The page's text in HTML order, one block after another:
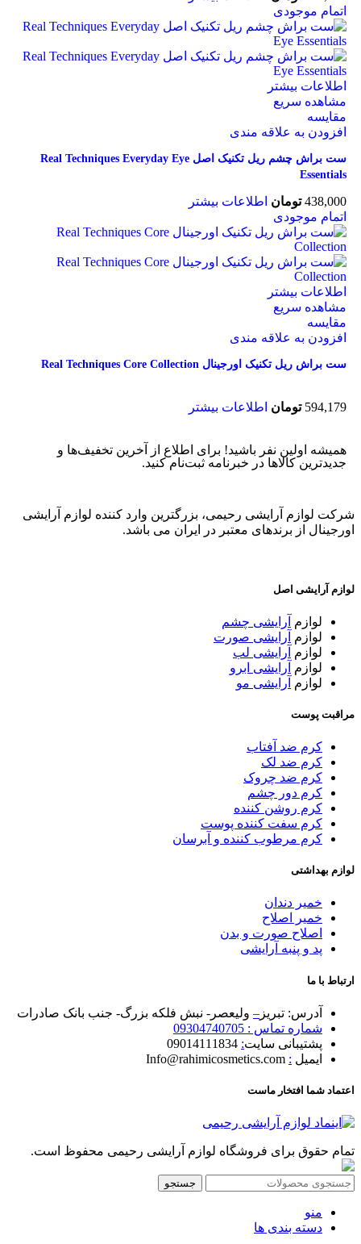
اتمام موجودی
اطلاعات بیشتر
مشاهده سریع
مقایسه
افزودن به علاقه مندی
ست براش چشم ریل تکنیک اصل Real Techniques Everyday Eye
Essentials
438,000 تومان اطلاعات بیشتر
اتمام موجودی
اطلاعات بیشتر
مشاهده سریع
مقایسه
افزودن به علاقه مندی
ست براش ریل تکنیک اورجینال Real Techniques Core Collection
594,179 تومان اطلاعات بیشتر
همیشه اولین نفر باشید! برای اطلاع از آخرین تخفیف‌ها و
جدیدترین کالاها در خبرنامه ثبت‌نام کنید.
شرکت لوازم آرایشی رحیمی، بزرگترین وارد کننده لوازم آرایشی
اورجینال از برندهای معتبر در ایران می باشد.
لوازم آرایشی اصل
لوازم آرایشی چشم
لوازم آرایشی صورت
لوازم آرایشی لب
لوازم آرایشی ابرو
لوازم آرایشی مو
مراقبت پوست
کرم ضد آفتاب
کرم ضد لک
کرم ضد چروک
کرم دور چشم
کرم روشن کننده
کرم سفت کننده پوست
کرم مرطوب کننده و آبرسان
لوازم بهداشتی
خمیر دندان
خمیر اصلاح
اصلاح صورت و بدن
پد و پنبه آرایشی
ارتباط با ما
آدرس: تبریز – ولیعصر- نبش فلکه بزرگ- جنب بانک صادرات
شماره تماس : 09304740705
پشتیبانی سایت:
ایمیل :
اعتماد شما افتخار ماست
تمام حقوق برای فروشگاه لوازم آرایشی رحیمی محفوظ است.
جستجو
منو
دسته بندی ها